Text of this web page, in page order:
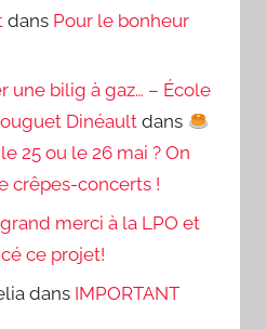
dans Pour le bonheur
une bilig à gaz… – École
Dinéault dans
25 ou le 26 mai ? On
crêpes-concerts !
merci à la LPO et
ce projet!
dans IMPORTANT